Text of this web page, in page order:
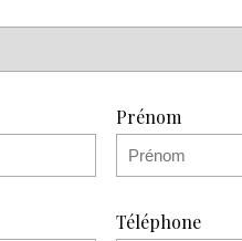
Prénom
Téléphone